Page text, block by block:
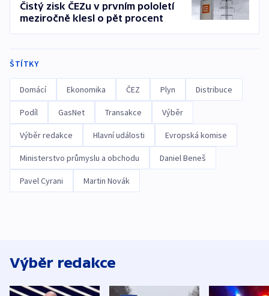
Čistý zisk ČEZu v prvním pololetí
meziročně klesl o pět procent
ŠTÍTKY
Domácí Ekonomika ČEZ Plyn Distribuce
Podíl GasNet Transakce Výběr
Výběr redakce Hlavní události Evropská komise
Ministerstvo průmyslu a obchodu Daniel Beneš
Pavel Cyrani Martin Novák
Výběr redakce